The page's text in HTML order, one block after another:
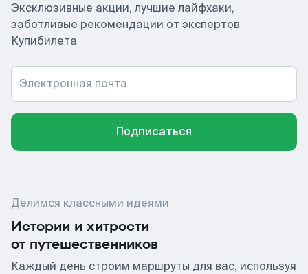
Эксклюзивные акции, лучшие лайфхаки,
заботливые рекомендации от экспертов
Купибилета
Электронная почта
Подписаться
Делимся классными идеями
Истории и хитрости
от путешественников
Каждый день строим маршруты для вас, используя